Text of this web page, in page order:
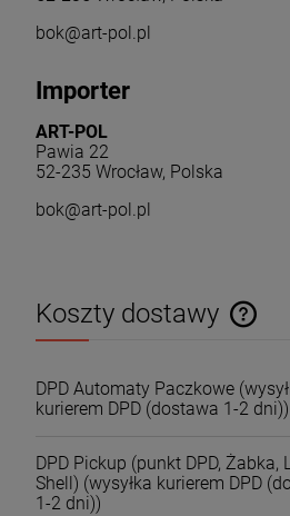
bok@art-pol.pl
Importer
ART-POL
Pawia 22
52-235 Wrocław, Polska
bok@art-pol.pl
Koszty dostawy
Cena nie zawiera ewentualnych
DPD Automaty Paczkowe
kurierem DPD (dostawa 1-2 dni))
DPD Pickup (punkt DPD, Żabka,
Shell) (wysyłka kurierem DPD
1-2 dni))